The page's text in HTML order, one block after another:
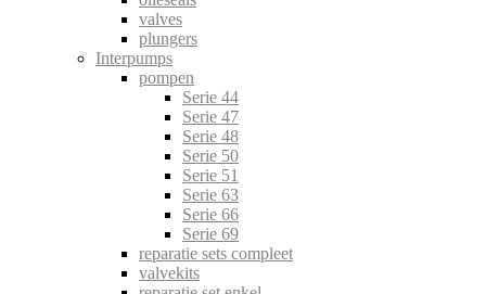
valves
plungers
Interpumps
pompen
Serie 44
Serie 47
Serie 48
Serie 50
Serie 51
Serie 63
Serie 66
Serie 69
reparatie sets compleet
valvekits